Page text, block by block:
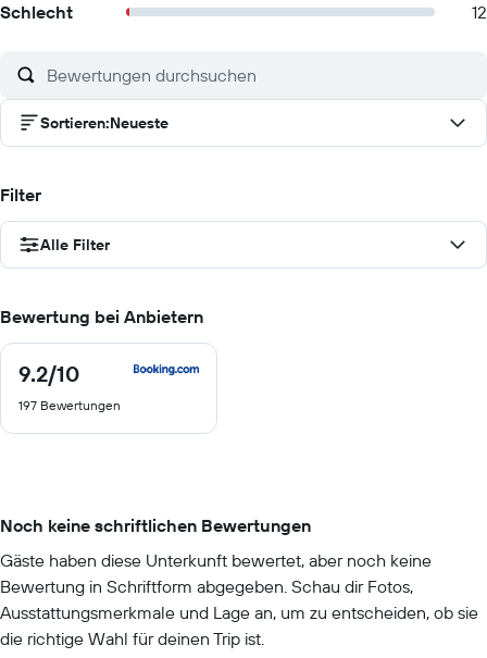
Schlecht
12
Sortieren:Neueste
Filter
Alle Filter
Bewertung bei Anbietern
9.2/10
9.2
10
197 Bewertungen
Noch keine schriftlichen Bewertungen
Gäste haben diese Unterkunft bewertet, aber noch keine
Bewertung in Schriftform abgegeben. Schau dir Fotos,
Ausstattungsmerkmale und Lage an, um zu entscheiden, ob sie
die richtige Wahl für deinen Trip ist.